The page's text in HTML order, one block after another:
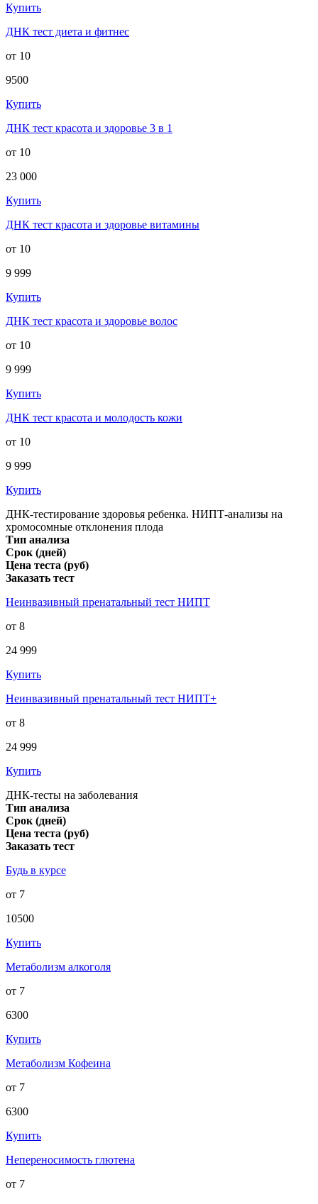
Купить
ДНК тест диета и фитнес
от 10
9500
Купить
ДНК тест красота и здоровье 3 в 1
от 10
23 000
Купить
ДНК тест красота и здоровье витамины
от 10
9 999
Купить
ДНК тест красота и здоровье волос
от 10
9 999
Купить
ДНК тест красота и молодость кожи
от 10
9 999
Купить
ДНК-тестирование здоровья ребенка. НИПТ-анализы на
хромосомные отклонения плода
Тип анализа
Срок (дней)
Цена теста (руб)
Заказать тест
Неинвазивный пренатальный тест НИПТ
от 8
24 999
Купить
Неинвазивный пренатальный тест НИПТ+
от 8
24 999
Купить
ДНК-тесты на заболевания
Тип анализа
Срок (дней)
Цена теста (руб)
Заказать тест
Будь в курсе
от 7
10500
Купить
Метаболизм алкоголя
от 7
6300
Купить
Метаболизм Кофеина
от 7
6300
Купить
Непереносимость глютена
от 7